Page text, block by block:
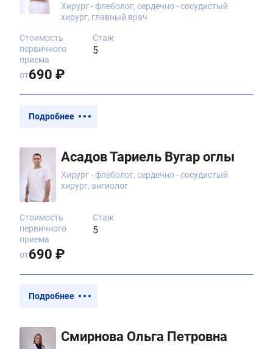
Хирург - флеболог, сердечно - сосудистый
хирург, главный врач
Стаж
5
Стоимость
первичного
приема
от690 ₽
Подробнее
Асадов Тариель Вугар оглы
Хирург - флеболог, сердечно - сосудистый
хирург, ангиолог
Стаж
5
Стоимость
первичного
приема
от690 ₽
Подробнее
Смирнова Ольга Петровна